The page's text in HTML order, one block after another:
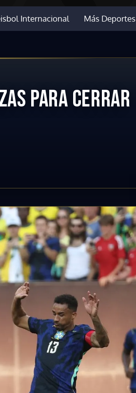
Internacional Más Deportes
PARA CERRAR